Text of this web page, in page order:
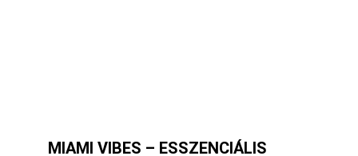
MIAMI VIBES – ESSZENCIÁLIS